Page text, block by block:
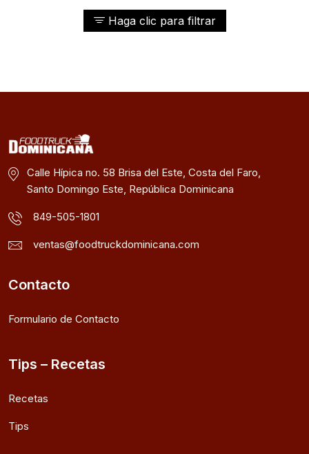
Haga clic para filtrar
Calle Hípica no. 58 Brisa del Este, Costa del Faro,
Santo Domingo Este, República Dominicana
849-505-1801
ventas@foodtruckdominicana.com
Contacto
Formulario de Contacto
Tips – Recetas
Recetas
Tips